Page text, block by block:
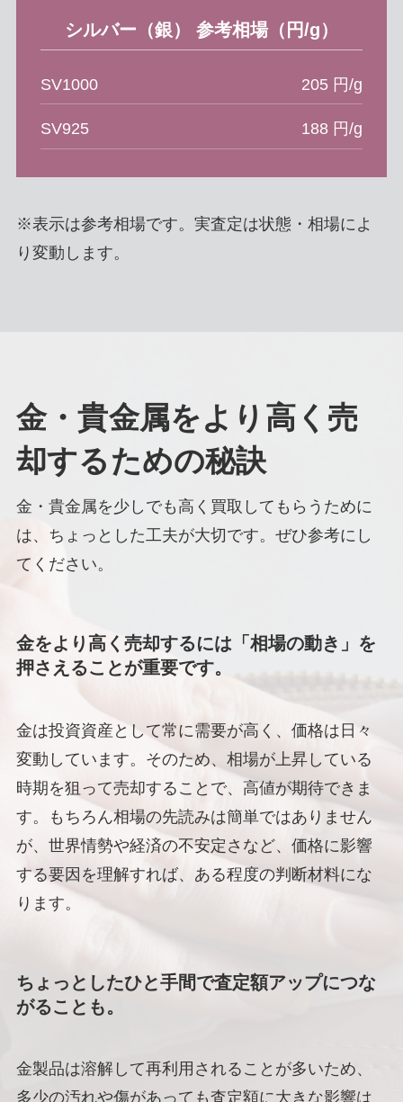
シルバー（銀） 参考相場（円/g）
SV1000 205 円/g
SV925 188 円/g
※表示は参考相場です。実査定は状態・相場によ
り変動します。
金・貴金属をより高く売
却するための秘訣
金・貴金属を少しでも高く買取してもらうために
は、ちょっとした工夫が大切です。ぜひ参考にし
てください。
金をより高く売却するには「相場の動き」を
押さえることが重要です。
金は投資資産として常に需要が高く、価格は日々
変動しています。そのため、相場が上昇している
時期を狙って売却することで、高値が期待できま
す。もちろん相場の先読みは簡単ではありません
が、世界情勢や経済の不安定さなど、価格に影響
する要因を理解すれば、ある程度の判断材料にな
ります。
ちょっとしたひと手間で査定額アップにつな
がることも。
金製品は溶解して再利用されることが多いため、
多少の汚れや傷があっても査定額に大きな影響は